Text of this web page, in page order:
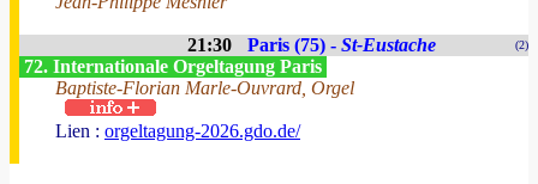
21:30 Paris (75) - St-Eustache (2)
72. Internationale Orgeltagung Paris
Baptiste-Florian Marle-Ouvrard, Orgel
Lien : orgeltagung-2026.gdo.de/